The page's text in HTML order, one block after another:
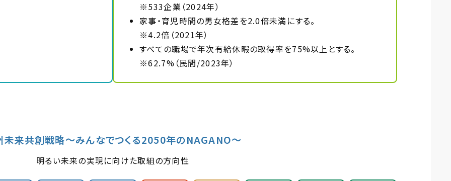
※533企業（2024年）
家事・育児時間の男女格差を2.0倍未満にする。
※4.2倍（2021年）
すべての職場で年次有給休暇の取得率を75%以上とする。
※62.7%（民間/2023年）
未来共創戦略〜みんなでつくる2050年のNAGANO〜
明るい未来の実現に向けた取組の方向性